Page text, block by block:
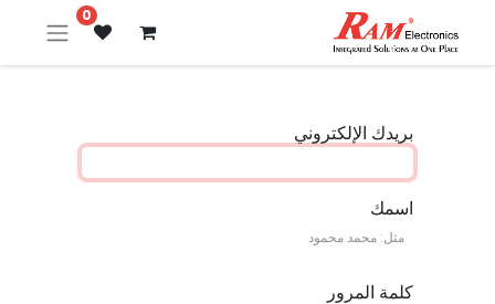
0
بريدك الإلكتروني
اسمك
كلمة المرور